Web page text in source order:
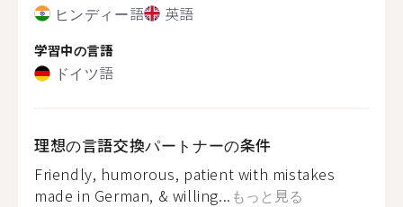
ヒンディー語 英語
学習中の言語
ドイツ語
理想の言語交換パートナーの条件
Friendly, humorous, patient with mistakes
made in German, & willing... もっと見る